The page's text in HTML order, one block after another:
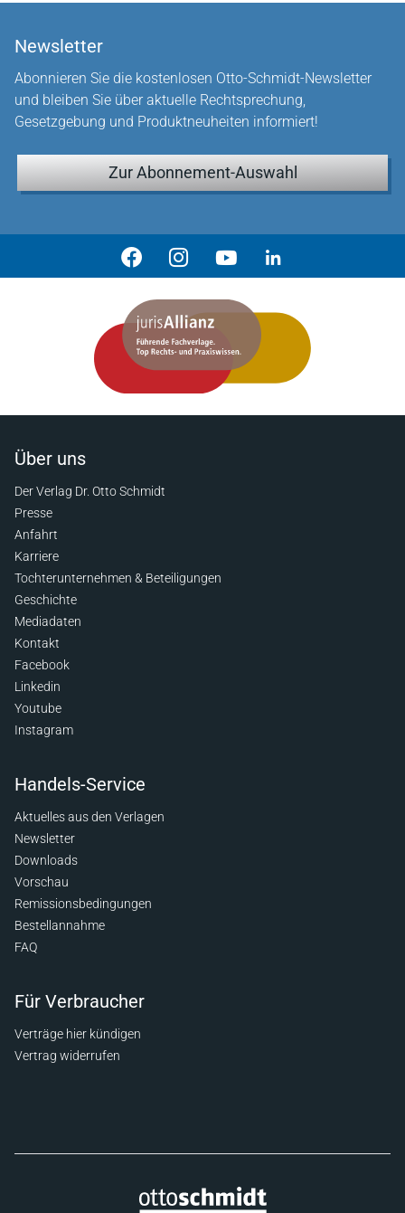
Newsletter
Abonnieren Sie die kostenlosen Otto-Schmidt-Newsletter
und bleiben Sie über aktuelle Rechtsprechung,
Gesetzgebung und Produktneuheiten informiert!
Zur Abonnement-Auswahl
Über uns
Der Verlag Dr. Otto Schmidt
Presse
Anfahrt
Karriere
Tochterunternehmen & Beteiligungen
Geschichte
Mediadaten
Kontakt
Facebook
Linkedin
Youtube
Instagram
Handels-Service
Aktuelles aus den Verlagen
Newsletter
Downloads
Vorschau
Remissionsbedingungen
Bestellannahme
FAQ
Für Verbraucher
Verträge hier kündigen
Vertrag widerrufen